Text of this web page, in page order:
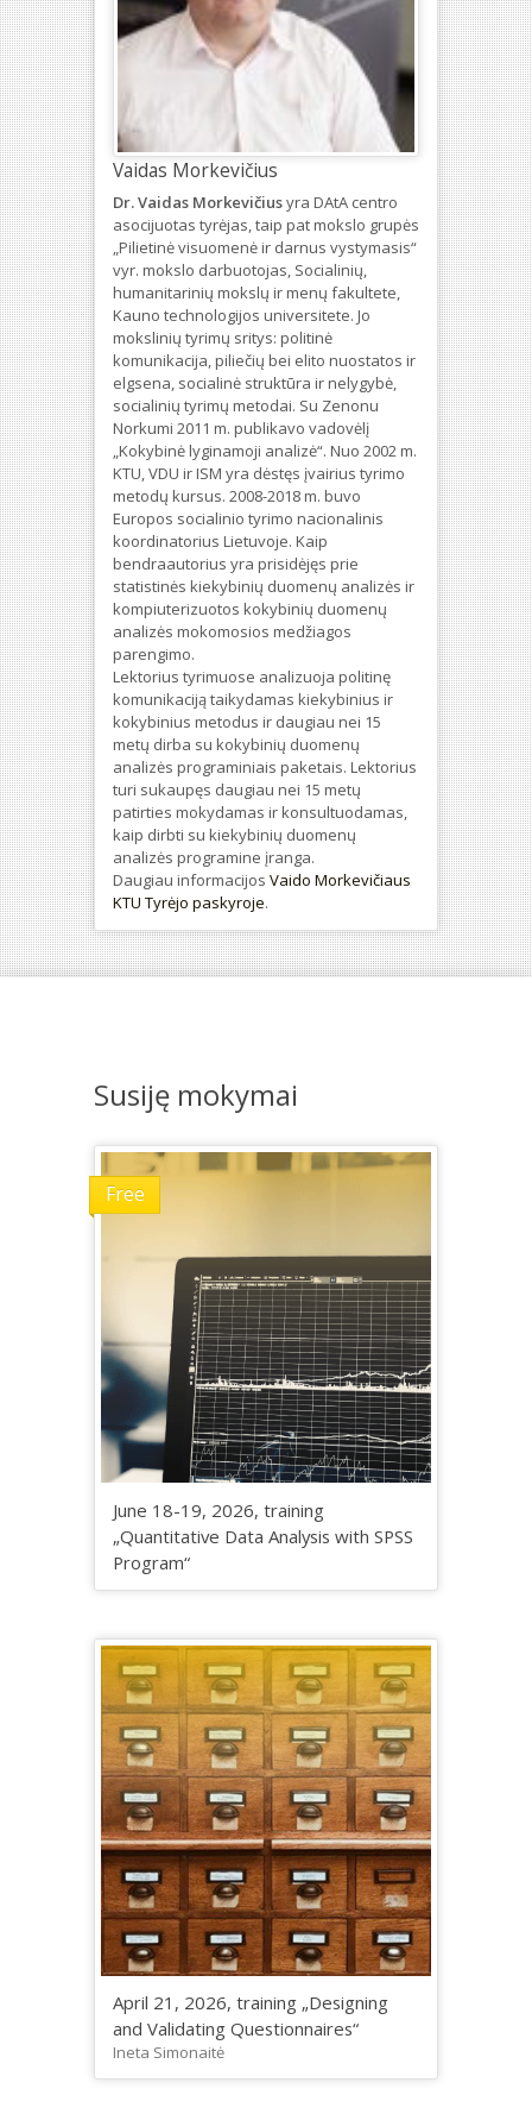
Vaidas Morkevičius
Dr. Vaidas Morkevičiusyra DAtA centro
asocijuotas tyrėjas, taip pat mokslo grupės
„Pilietinė visuomenė ir darnus vystymasis“
vyr. mokslo darbuotojas, Socialinių,
humanitarinių mokslų ir menų fakultete,
Kauno technologijos universitete. Jo
mokslinių tyrimų sritys: politinė
komunikacija, piliečių bei elito nuostatos ir
elgsena, socialinė struktūra ir nelygybė,
socialinių tyrimų metodai. Su Zenonu
Norkumi 2011 m. publikavo vadovėlį
„Kokybinė lyginamoji analizė“. Nuo 2002 m.
KTU, VDU ir ISM yra dėstęs įvairius tyrimo
metodų kursus. 2008-2018 m. buvo
Europos socialinio tyrimo nacionalinis
koordinatorius Lietuvoje. Kaip
bendraautorius yra prisidėjęs prie
statistinės kiekybinių duomenų analizės ir
kompiuterizuotos kokybinių duomenų
analizės mokomosios medžiagos
parengimo.
Lektorius tyrimuose analizuoja politinę
komunikaciją taikydamas kiekybinius ir
kokybinius metodus ir daugiau nei 15
metų dirba su kokybinių duomenų
analizės programiniais paketais. Lektorius
turi sukaupęs daugiau nei 15 metų
patirties mokydamas ir konsultuodamas,
kaip dirbti su kiekybinių duomenų
analizės programine įranga.
Daugiau informacijos Vaido Morkevičiaus
KTU Tyrėjo paskyroje.
Susiję mokymai
Free
June 18-19, 2026, training
„Quantitative Data Analysis with SPSS
Program“
April 21, 2026, training „Designing
and Validating Questionnaires“
Ineta Simonaitė